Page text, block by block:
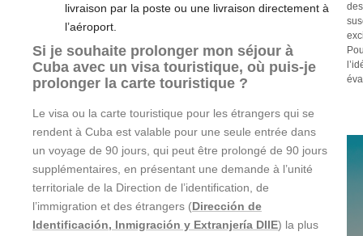
livraison par la poste ou une livraison directement à
l’aéroport.
Si je souhaite prolonger mon séjour à
Cuba avec un visa touristique, où puis-je
prolonger la carte touristique ?
Le visa ou la carte touristique pour les étrangers qui se
rendent à Cuba est valable pour une seule entrée dans
un voyage de 90 jours, qui peut être prolongé de 90 jours
supplémentaires, en présentant une demande à l’unité
territoriale de la Direction de l’identification, de
l’immigration et des étrangers (Dirección de
Identificación, Inmigración y Extranjería DIIE) la plus